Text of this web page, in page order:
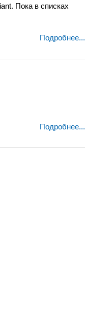
Пока в списках
Подробнее...
Подробнее...